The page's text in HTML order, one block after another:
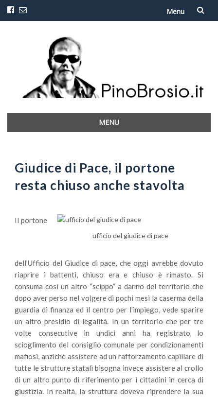
Menu
contenuto
MENU
Giudice di Pace, il portone
resta chiuso anche stavolta
ufficio del giudice di pace
Il portone
dell’Ufficio del Giudice di pace, che oggi avrebbe dovuto
riaprire i battenti, chiuso era e chiuso è rimasto. Si
consuma così un altro “scippo” a danno del territorio che
dopo aver perso nel volgere di pochi mesi la caserma della
guardia di finanza ed il centro per l’impiego, vede sparire
un altro presidio di legalità. In un territorio che per tre
volte consecutive in undici anni ha registrato lo
scioglimento del consiglio comunale per condizionamenti
mafiosi, anziché assistere ad un rafforzamento capillare di
tutte le strutture statali bisogna invece assistere al crollo
di un altro punto di riferimento per i cittadini in cerca di
giustizia. In realtà, la struttura doveva riprendere la sua